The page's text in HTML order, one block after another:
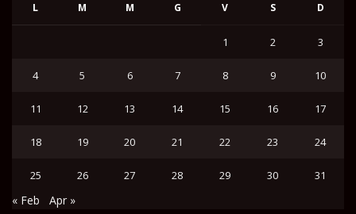
L M M G V S D
1 2 3
4 5 6 7 8 9 10
11 12 13 14 15 16 17
18 19 20 21 22 23 24
25 26 27 28 29 30 31
« Feb Apr »